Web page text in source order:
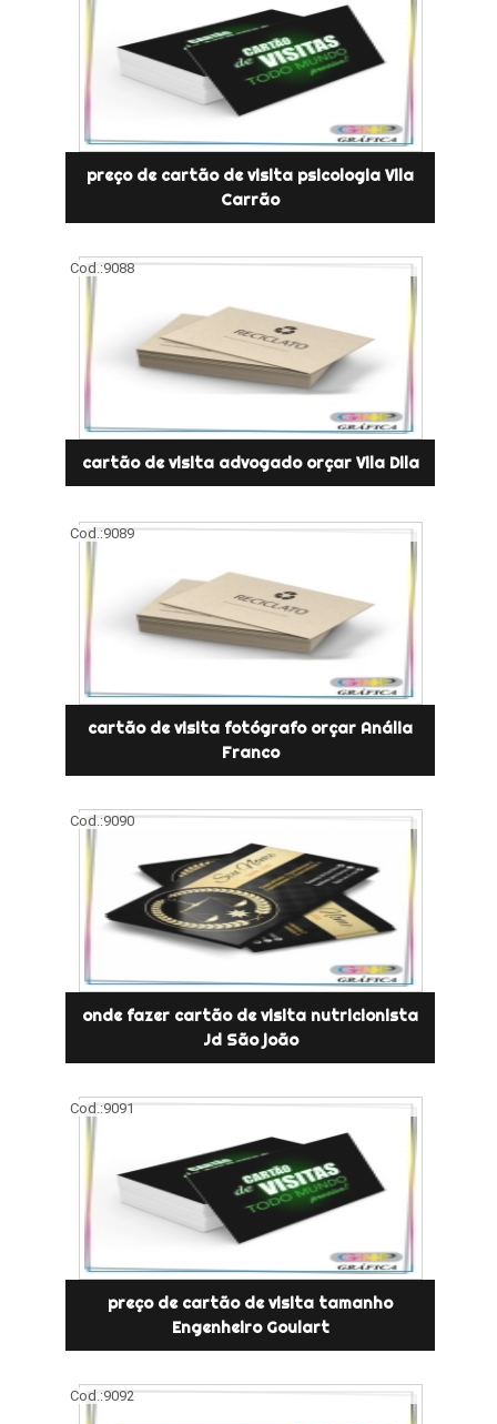
preço de cartão de visita psicologia Vila
Carrão
Cod.:9088
cartão de visita advogado orçar Vila Dila
Cod.:9089
cartão de visita fotógrafo orçar Anália
Franco
Cod.:9090
onde fazer cartão de visita nutricionista
Jd São joão
Cod.:9091
preço de cartão de visita tamanho
Engenheiro Goulart
Cod.:9092